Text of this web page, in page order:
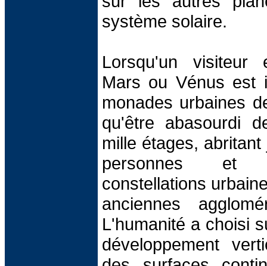
système solaire.
Lorsqu'un visiteur
Mars ou Vénus est
monades urbaines
qu'être abasourdi
mille étages,
personnes et
constellations
anciennes
L'humanité a choisi
développement